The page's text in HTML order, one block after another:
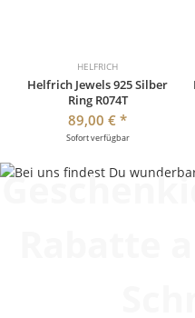
HELFRICH
Helfrich Jewels 925 Silber
Ring R074T
89,00 €*
Sofort verfügbar